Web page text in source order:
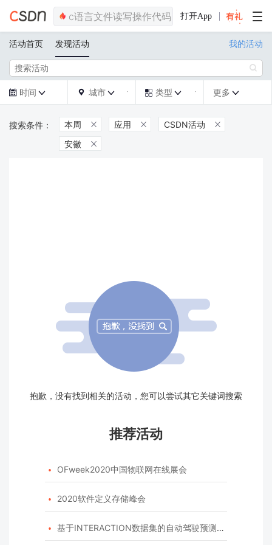
打开App
活动首页 发现活动 我的活动

 时间   城市   类型  更多 
本周  应用  CSDN活动 
安徽 
抱歉，没有找到相关的活动，您可以尝试其它关键词搜索
推荐活动
 OFweek2020中国物联网在线展会
 2020软件定义存储峰会
 基于INTERACTION数据集的自动驾驶预测模型挑战赛